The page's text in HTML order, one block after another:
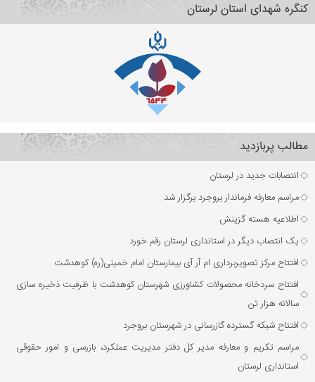
کنگره شهدای استان لرستان
مطالب پربازدید
انتصابات جدید در لرستان
مراسم معارفه فرماندار بروجرد برگزار شد
اطلاعیه هسته گزینش
یک انتصاب دیگر در استانداری لرستان رقم خورد
افتتاح مرکز تصویربرداری ام آر آی بیمارستان امام خمینی(ره) کوهدشت
افتتاح سردخانه محصولات کشاورزی شهرستان کوهدشت با ظرفیت ذخیره‌ سازی
سالانه هزار تن
افتتاح شبکه گسترده گازرسانی در شهرستان بروجرد
مراسم تکریم و معارفه مدیر کل دفتر مدیریت عملکرد، بازرسی و امور حقوقی
استانداری لرستان